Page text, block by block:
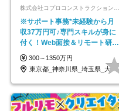
※サポート事務*未経験から月
収37万円可♪専門スキルが身に
付く！Web面接＆リモート研修
も充実♪/a
300～1350万円
東京都_神奈川県_埼玉県_大阪府_愛知県…